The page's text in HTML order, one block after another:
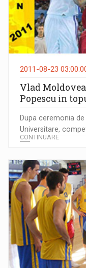
2011-08-23
Vlad
Popescu in
Dupa ceremonia
Universitare,
CONTINUARE